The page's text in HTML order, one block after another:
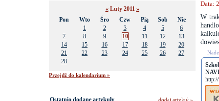
Data:
W
«Luty 2011 »
Pon
Wto Śro Czw Pią Sob
Nie
1
2 3 4 5
6
7
8 9 10 11 12
13
14
15 16 17 18 19
20
21
22 23 24 25 26
27
28
Przejdź do kalendarium »
Ostatnio dodane artykuły
dodaj artykuł »